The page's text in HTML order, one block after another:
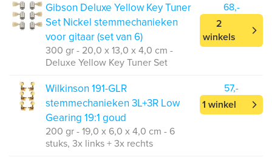
Gibson Deluxe Yellow Key Tuner
Set Nickel stemmechanieken
voor gitaar (set van 6)
300 gr - 20,0 x 13,0 x 4,0 cm -
Deluxe Yellow Key Tuner Set
68,-
2
winkels
Wilkinson 191-GLR
stemmechanieken 3L+3R Low
Gearing 19:1 goud
200 gr - 19,0 x 6,0 x 4,0 cm - 6
stuks, 3x links + 3x rechts
57,-
1 winkel